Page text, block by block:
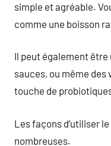
simple et agréable.
comme une boisson
Il peut également
sauces, ou même
touche de
Les façons d’utiliser
nombreuses.